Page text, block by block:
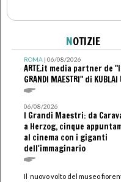
NOTIZIE
ROMA| 06/08/2026
ARTE.it media partner de "I
GRANDI MAESTRI" di
06/08/2026
I Grandi Maestri: da
a Herzog, cinque
al cinema con i giganti
dell'immaginario
Il nuovo volto del museo